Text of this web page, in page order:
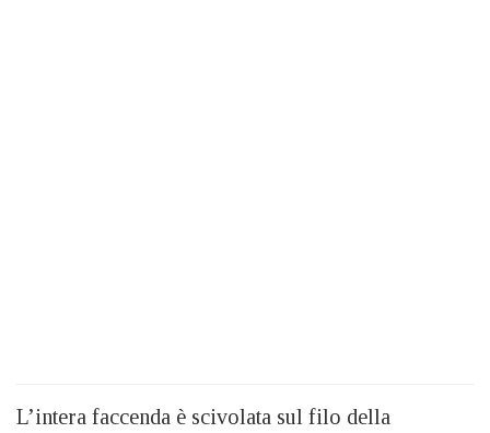
L’intera faccenda è scivolata sul filo della